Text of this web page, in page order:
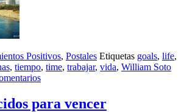
Positivos, Postales Etiquetas goals, life,
, tiempo, time, trabajar, vida, William Soto
para vencer